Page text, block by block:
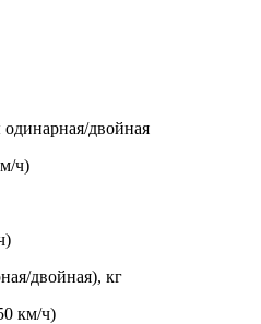
двойная
ч)
двойная), кг
км/ч)